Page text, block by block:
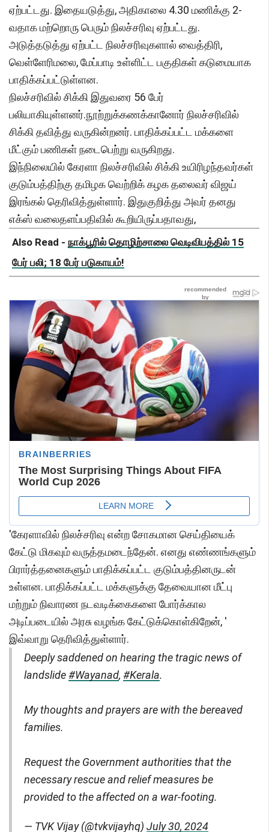
ஏற்பட்டது. இதையடுத்து, அதிகாலை 4.30 மணிக்கு 2-
வதாக மற்றொரு பெரும் நிலச்சரிவு ஏற்பட்டது.
அடுத்தடுத்து ஏற்பட்ட நிலச்சரிவுகளால் வைத்திரி,
வெள்ளேரிமலை, மேப்பாடி உள்ளிட்ட பகுதிகள் கடுமையாக
பாதிக்கப்பட்டுள்ளன.
நிலச்சரிவில் சிக்கி இதுவரை 56 பேர்
பலியாகியுள்ளனர்.நூற்றுக்கணக்கானோர் நிலச்சரிவில்
சிக்கி தவித்து வருகின்றனர். பாதிக்கப்பட்ட மக்களை
மீட்கும் பணிகள் நடைபெற்று வருகிறது.
இந்நிலையில் கேரளா நிலச்சரிவில் சிக்கி உயிரிழந்தவர்கள்
குடும்பத்திற்கு தமிழக வெற்றிக் கழக தலைவர் விஜய்
இரங்கல் தெரிவித்துள்ளார். இதுகுறித்து அவர் தனது
எக்ஸ் வலைதளப்பதிவில் கூறியிருப்பதாவது,
Also Read - நாக்பூரில் தொழிற்சாலை வெடிவிபத்தில் 15
பேர் பலி; 18 பேர் படுகாயம்!
'கேரளாவில் நிலச்சரிவு என்ற சோகமான செய்தியைக்
கேட்டு மிகவும் வருத்தமடைந்தேன். எனது எண்ணங்களும்
பிரார்த்தனைகளும் பாதிக்கப்பட்ட குடும்பத்தினருடன்
உள்ளன. பாதிக்கப்பட்ட மக்களுக்கு தேவையான மீட்பு
மற்றும் நிவாரண நடவடிக்கைகளை போர்க்கால
அடிப்படையில் அரசு வழங்க கேட்டுக்கொள்கிறேன், '
இவ்வாறு தெரிவித்துள்ளார்.
Deeply saddened on hearing the tragic news of
landslide#Wayanad, #Kerala.
My thoughts and prayers are with the bereaved
families.
Request the Government authorities that the
necessary rescue and relief measures be
provided to the affected on a war-footing.
— TVK Vijay (@tvkvijayhq) July 30, 2024